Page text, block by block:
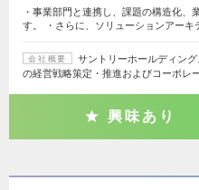
・事業部門と連携し、課題の構造化、
す。 ・さらに、ソリューションアー
会社概要
サントリーホールディン
の経営戦略策定・推進およびコーポレ
興味あり